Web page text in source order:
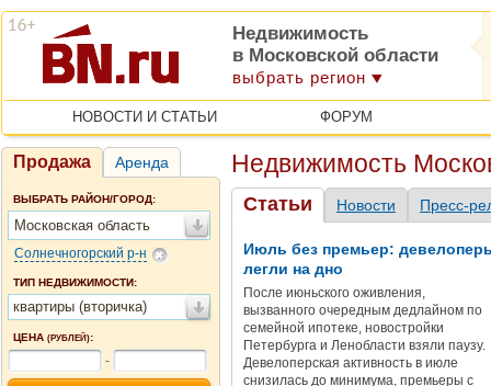
Недвижимость
в Московской области
выбрать регион
НОВОСТИ И СТАТЬИ ФОРУМ
Продажа Аренда
ВЫБРАТЬ РАЙОН/ГОРОД:
Московская область
Солнечногорский р-н
ТИП НЕДВИЖИМОСТИ:
квартиры (вторичка)
ЦЕНА (РУБЛЕЙ):
-
Недвижимость
Статьи Новости Пресс-
Июль без премьер:
легли на дно
После июньского оживления,
вызванного очередным дедлайном по
семейной ипотеке, новостройки
Петербурга и Ленобласти взяли паузу.
Девелоперская активность в июле
снизилась до минимума, премьеры с